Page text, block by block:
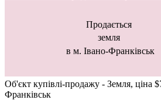
Продається
земля
в м. Івано-Франківськ
Об'єкт купівлі-продажу - Земля, ціна
Франківськ